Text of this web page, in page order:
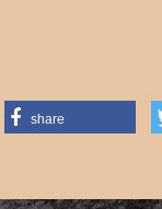
share